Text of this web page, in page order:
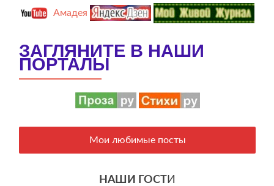
Амадея
ЗАГЛЯНИТЕ В НАШИ
ПОРТАЛЫ
Мои любимые посты
НАШИ ГОСТИ